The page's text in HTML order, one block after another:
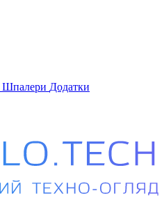
Шпалери Додатки